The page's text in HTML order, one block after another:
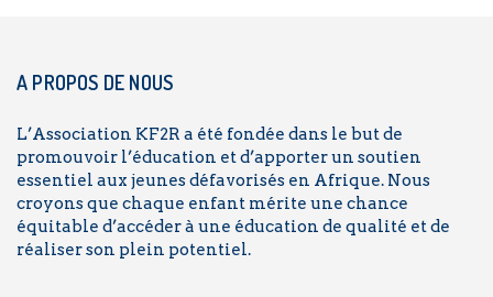
A PROPOS DE NOUS
L’Association KF2R a été fondée dans le but de
promouvoir l’éducation et d’apporter un soutien
essentiel aux jeunes défavorisés en Afrique. Nous
croyons que chaque enfant mérite une chance
équitable d’accéder à une éducation de qualité et de
réaliser son plein potentiel.